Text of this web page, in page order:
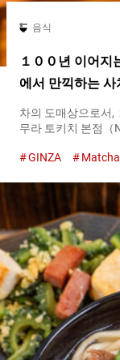
음식
１００년 이어지
에서 만끽하는 사
차의 도매상으로서,
무라 토키치 본점（
본점（Nakamura
Tokichi）』의 긴
엄선된 재료. 말차
역사가 깃들어 있
미의식. 그 모든 것
의 긴자점에서 만나
서로 다른 ３종류의
도쿄에 전개하는 『
쿄에 있는 두 곳 중,
『GINZA SIX』에
맛볼 수 있는 한정
『벳세이(별제) 마
GINZA Matcha